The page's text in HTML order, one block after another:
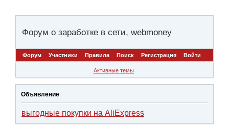
Форум о заработке в сети, webmoney
Форум Участники Правила Поиск Регистрация Войти
Активные темы
Объявление
выгодные покупки на AliExpress